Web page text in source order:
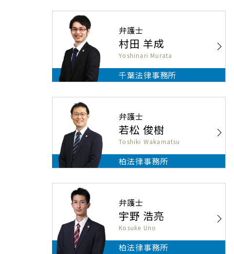
弁護士
村田 羊成
Yoshinari Murata
千葉法律事務所
弁護士
若松 俊樹
Toshiki Wakamatsu
柏法律事務所
弁護士
宇野 浩亮
Kosuke Uno
柏法律事務所